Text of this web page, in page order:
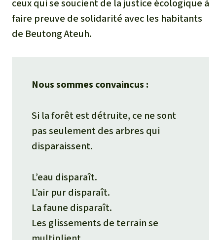
ceux qui se soucient de la justice écologique à
faire preuve de solidarité avec les habitants
de Beutong Ateuh.
Nous sommes convaincus :
Si la forêt est détruite, ce ne sont
pas seulement des arbres qui
disparaissent.
L’eau disparaît.
L’air pur disparaît.
La faune disparaît.
Les glissements de terrain se